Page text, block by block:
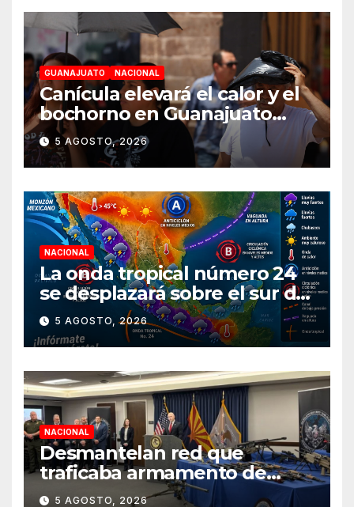
GUANAJUATO NACIONAL
Canícula elevará el calor y el
bochorno en Guanajuato
durante agosto
5 AGOSTO, 2026
NACIONAL
La onda tropical número 24
se desplazará sobre el sur del
territorio nacional
5 AGOSTO, 2026
NACIONAL
Desmantelan red que
traficaba armamento de
Arizona a México
5 AGOSTO, 2026